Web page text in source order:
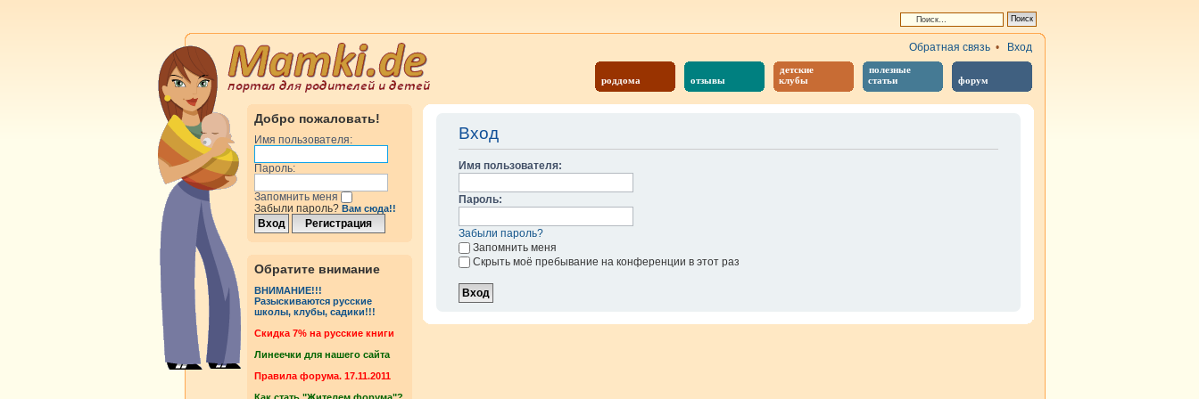
роддома отзывы
детские
клубы
полезные
статьи
форум
Обратная связь • Вход
Добро пожаловать!
Имя пользователя:
Пароль:
Запомнить меня
Забыли пароль? Вам сюда!!
Обратите внимание
ВНИМАНИЕ!!!
Разыскиваются русские
школы, клубы, садики!!!
Cкидка 7% на русские книги
Линеечки для нашего сайта
Правила форума. 17.11.2011
Вход
Имя пользователя:
Пароль:
Забыли пароль?
Запомнить меня
Скрыть моё пребывание на конференции в этот раз